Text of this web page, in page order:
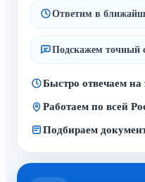
Ответим в
Подскажем точный
Быстро отвечаем на
Работаем по всей
Подбираем